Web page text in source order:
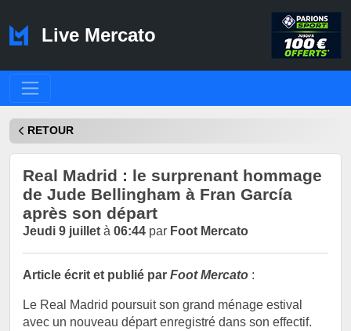
Live Mercato
RETOUR
Real Madrid : le surprenant hommage
de Jude Bellingham à Fran García
après son départ
Jeudi 9 juillet à 06:44 par Foot Mercato
Article écrit et publié par Foot Mercato :
Le Real Madrid poursuit son grand ménage estival
avec un nouveau départ enregistré dans son effectif.